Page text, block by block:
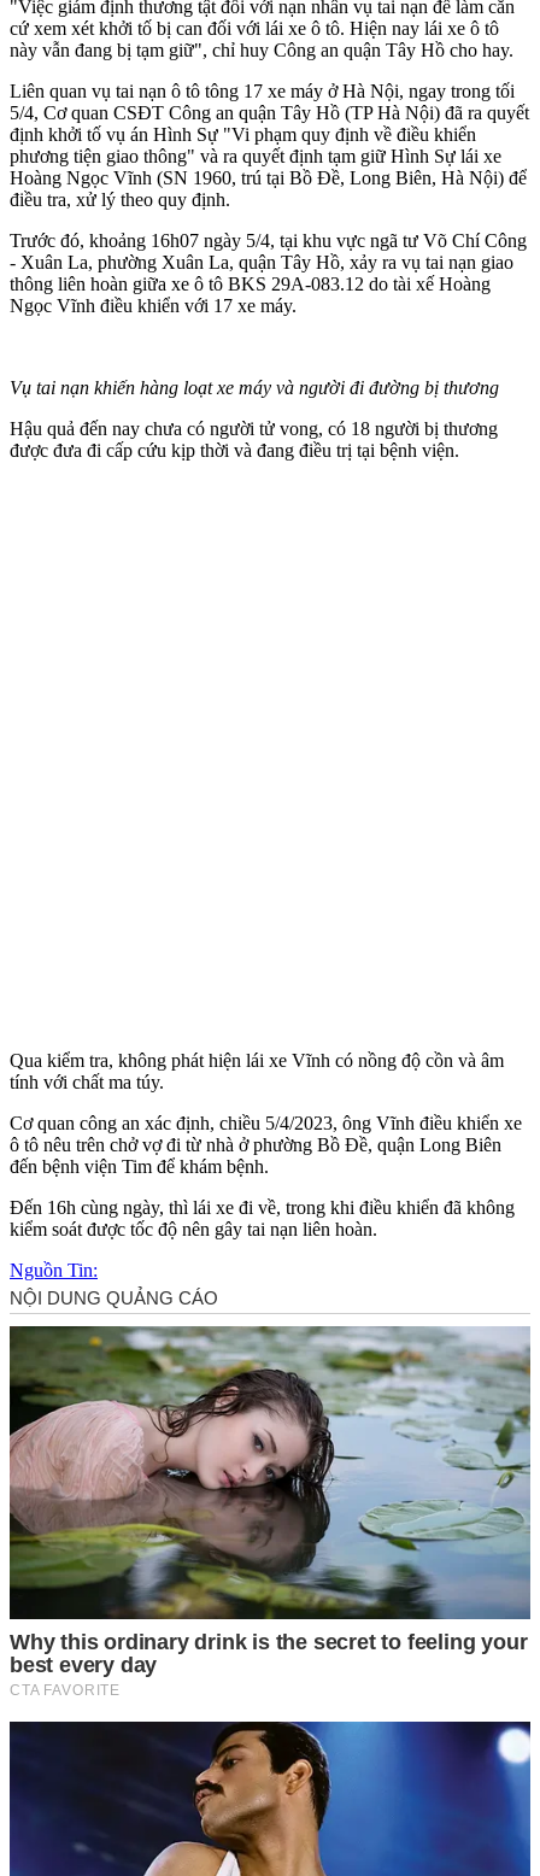
"Việc giám định thương tật đối với nạn nhân vụ tai nạn để làm căn
cứ xem xét khởi tố bị can đối với lái xe ô tô. Hiện nay lái xe ô tô
này vẫn đang bị tạm giữ", chỉ huy Công an quận Tây Hồ cho hay.
Liên quan vụ tai nạn ô tô tông 17 xe máy ở Hà Nội, ngay trong tối
5/4, Cơ quan CSĐT Công an quận Tây Hồ (TP Hà Nội) đã ra quyết
định khởi tố vụ án Hình Sự "Vi phạm quy định về điều khiển
phương tiện giao thông" và ra quyết định tạm giữ Hình Sự lái xe
Hoàng Ngọc Vĩnh (SN 1960, trú tại Bồ Đề, Long Biên, Hà Nội) để
điều tra, xử lý theo quy định.
Trước đó, khoảng 16h07 ngày 5/4, tại khu vực ngã tư Võ Chí Công
- Xuân La, phường Xuân La, quận Tây Hồ, xảy ra vụ tai nạn giao
thông liên hoàn giữa xe ô tô BKS 29A-083.12 do tài xế Hoàng
Ngọc Vĩnh điều khiển với 17 xe máy.
Vụ tai nạn khiến hàng loạt xe máy và người đi đường bị thương
Hậu quả đến nay chưa có người t‌ử von‌g, có 18 người bị thương
được đưa đi cấp cứu kịp thời và đang điều trị tại bệnh viện.
Qua kiểm tra, không phát hiện lái xe Vĩnh có nồng độ cồn và âm
tính với chất m‌a tú‌y.
Cơ quan công an xác định, chiều 5/4/2023, ông Vĩnh điều khiển xe
ô tô nêu trên chở vợ đi từ nhà ở phường Bồ Đề, quận Long Biên
đến bệnh viện Tim để khám bệnh.
Đến 16h cùng ngày, thì lái xe đi về, trong khi điều khiển đã không
kiểm soát được tốc độ nên gây tai nạn liên hoàn.
Nguồn Tin: